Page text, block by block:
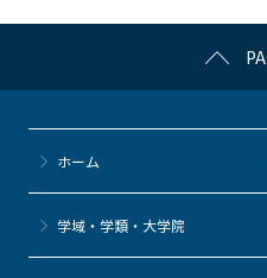
k
ホーム
学域・学類・大学院